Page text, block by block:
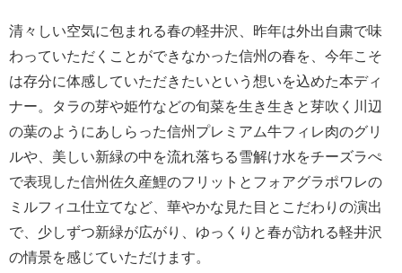
清々しい空気に包まれる春の軽井沢、昨年は外出自粛で味
わっていただくことができなかった信州の春を、今年こそ
は存分に体感していただきたいという想いを込めた本ディ
ナー。タラの芽や姫竹などの旬菜を生き生きと芽吹く川辺
の葉のようにあしらった信州プレミアム牛フィレ肉のグリ
ルや、美しい新緑の中を流れ落ちる雪解け水をチーズラぺ
で表現した信州佐久産鯉のフリットとフォアグラポワレの
ミルフィユ仕立てなど、華やかな見た目とこだわりの演出
で、少しずつ新緑が広がり、ゆっくりと春が訪れる軽井沢
の情景を感じていただけます。